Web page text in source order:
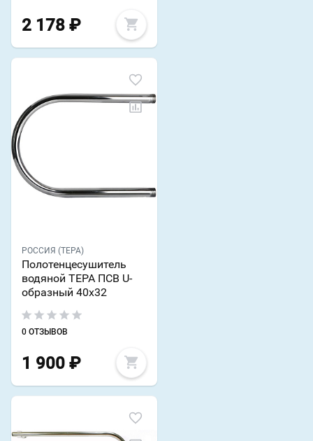
2 178 ₽
РОССИЯ (ТЕРА)
Полотенцесушитель
водяной ТЕРА ПСВ U-
образный 40х32
0 ОТЗЫВОВ
1 900 ₽